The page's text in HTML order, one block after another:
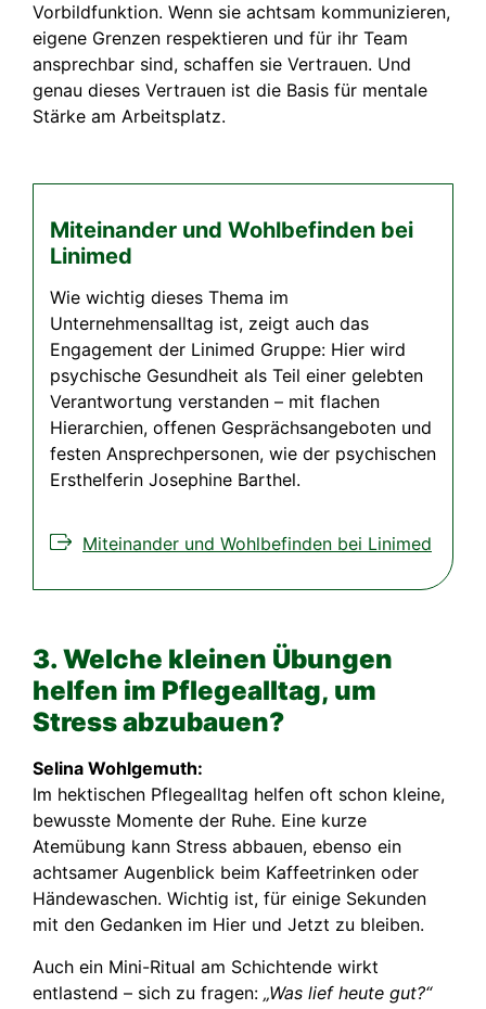
Vorbildfunktion. Wenn sie achtsam kommunizieren,
eigene Grenzen respektieren und für ihr Team
ansprechbar sind, schaffen sie Vertrauen. Und
genau dieses Vertrauen ist die Basis für mentale
Stärke am Arbeitsplatz.
Miteinander und Wohlbefinden bei
Linimed
Wie wichtig dieses Thema im
Unternehmensalltag ist, zeigt auch das
Engagement der Linimed Gruppe: Hier wird
psychische Gesundheit als Teil einer gelebten
Verantwortung verstanden – mit flachen
Hierarchien, offenen Gesprächsangeboten und
festen Ansprechpersonen, wie der psychischen
Ersthelferin Josephine Barthel.
Miteinander und Wohlbefinden bei Linimed
3. Welche kleinen Übungen
helfen im Pflegealltag, um
Stress abzubauen?
Selina Wohlgemuth:
Im hektischen Pflegealltag helfen oft schon kleine,
bewusste Momente der Ruhe. Eine kurze
Atemübung kann Stress abbauen, ebenso ein
achtsamer Augenblick beim Kaffeetrinken oder
Händewaschen. Wichtig ist, für einige Sekunden
mit den Gedanken im Hier und Jetzt zu bleiben.
Auch ein Mini-Ritual am Schichtende wirkt
entlastend – sich zu fragen: „Was lief heute gut?“